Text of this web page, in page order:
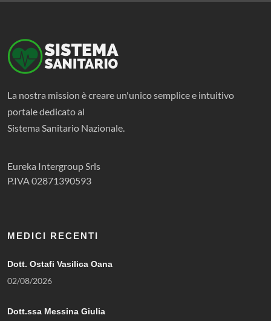
La nostra mission è creare un'unico semplice e intuitivo
portale dedicato al
Sistema Sanitario Nazionale.
Eureka Intergroup Srls
P.IVA 02871390593
MEDICI RECENTI
Dott. Ostafi Vasilica Oana
02/08/2026
Dott.ssa Messina Giulia